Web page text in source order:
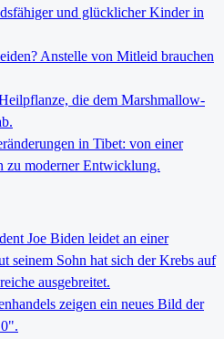
und glücklicher Kinder in
Anstelle von Mitleid brauchen
die dem Marshmallow-
in Tibet: von einer
zu moderner Entwicklung.
Joe Biden leidet an einer
seinem Sohn hat sich der Krebs auf
ausgebreitet.
zeigen ein neues Bild der